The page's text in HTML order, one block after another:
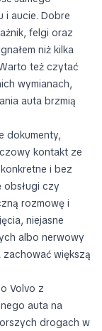
i aucie. Dobre
felgi oraz
niż kilka
też czytać
wymianach,
auta brzmią
dokumenty,
kontakt ze
i bez
czy
rozmowę i
niejasne
albo nerwowy
większą
Volvo z
auta na
drogach w